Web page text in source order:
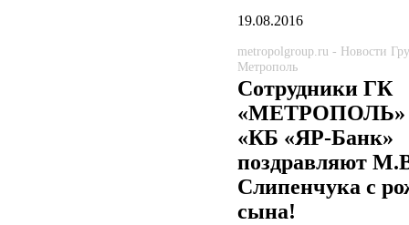
19.08.2016
metropolgroup.ru - Новости
Метрополь
Сотрудники ГК
«КБ «ЯР-Банк»
поздравляют
Слипенчука с
сына!